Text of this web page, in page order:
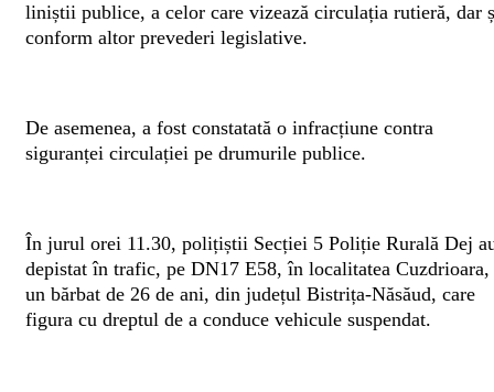
liniștii publice, a celor care vizează circulația rutieră, dar
conform altor prevederi legislative.
De asemenea, a fost constatată o infracțiune contra
siguranței circulației pe drumurile publice.
În jurul orei 11.30, polițiștii Secției 5 Poliție Rurală Dej
depistat în trafic, pe DN17 E58, în localitatea Cuzdrioara,
un bărbat de 26 de ani, din județul Bistrița-Năsăud, care
figura cu dreptul de a conduce vehicule suspendat.